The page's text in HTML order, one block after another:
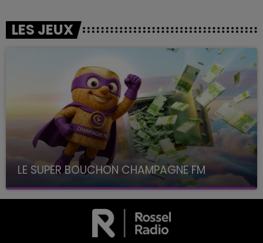
LES JEUX
LE SUPER BOUCHON CHAMPAGNE FM
avec La Famille Champagne FM, à 8H10